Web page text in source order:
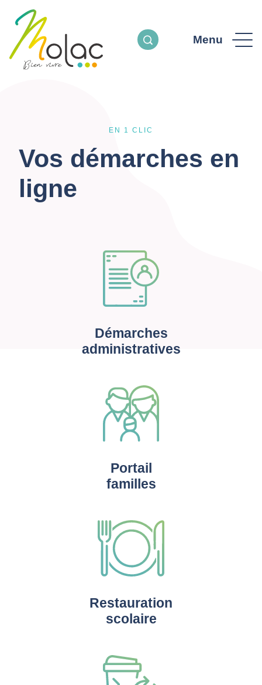
Menu
EN 1 CLIC
Vos démarches en
ligne
Démarches
administratives
Portail
familles
Restauration
scolaire